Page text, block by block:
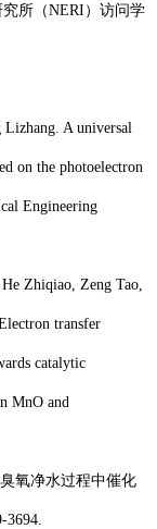
所（NERI ）访问学
Lizhang . A universal
on the photoelectron
Engineering
Zhiqiao, Zeng Tao,
transfer
catalytic
MnO and
氧净水过程中催化
3694.